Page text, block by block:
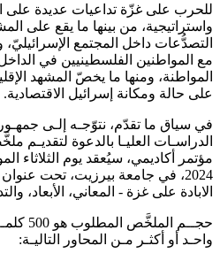
للحرب على غزّة تداعيات عديدة على
واستراتيجية، من بينها ما يقع على
التصدُّعات داخل المجتمع الإسرائيليّ،
مع المواطنين الفلسطينيين في
المواطنة، ومنها ما يخصّ المشهد
على حالة ومكانة إسرائيل الاقتصادية.
في سياق ما تقدّم، نتوّجـه إلـى
الدراسـات العليـا بالدعوة لتقديـم
2024، في جامعة بيرزيت، تحت
الابادة على غزة - المعاني، الأبعاد،
حجــم
واحـد أو أكثـر مـن المحاور التاليـة: